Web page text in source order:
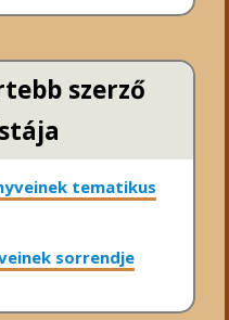
szerző
tematikus
sorrendje